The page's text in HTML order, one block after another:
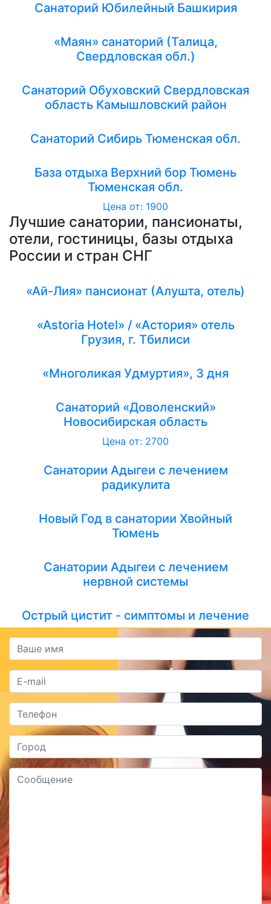
Санаторий Юбилейный Башкирия
«Маян» санаторий (Талица,
Свердловская обл.)
Санаторий Обуховский Свердловская
область Камышловский район
Санаторий Сибирь Тюменская обл.
База отдыха Верхний бор Тюмень
Тюменская обл.
Цена от: 1900
Лучшие санатории, пансионаты,
отели, гостиницы, базы отдыха
России и стран СНГ
«Ай-Лия» пансионат (Алушта, отель)
«Astoria Hotel» / «Астория» отель
Грузия, г. Тбилиси
«Многоликая Удмуртия», 3 дня
Санаторий «Доволенский»
Новосибирская область
Цена от: 2700
Санатории Адыгеи с лечением
радикулита
Новый Год в санатории Хвойный
Тюмень
Санатории Адыгеи с лечением
нервной системы
Острый цистит - симптомы и лечение